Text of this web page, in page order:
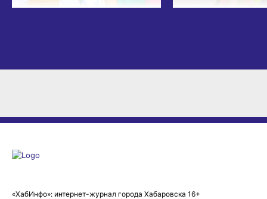
«ХабИнфо»: интернет-журнал города Хабаровска 16+